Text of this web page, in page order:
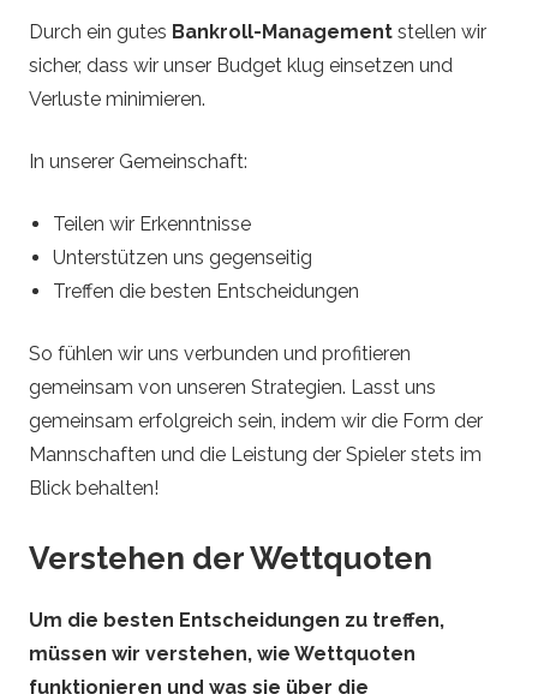
Durch ein gutes Bankroll-Management stellen wir
sicher, dass wir unser Budget klug einsetzen und
Verluste minimieren.
In unserer Gemeinschaft:
Teilen wir Erkenntnisse
Unterstützen uns gegenseitig
Treffen die besten Entscheidungen
So fühlen wir uns verbunden und profitieren
gemeinsam von unseren Strategien. Lasst uns
gemeinsam erfolgreich sein, indem wir die Form der
Mannschaften und die Leistung der Spieler stets im
Blick behalten!
Verstehen der Wettquoten
Um die besten Entscheidungen zu treffen,
müssen wir verstehen, wie Wettquoten
funktionieren und was sie über die